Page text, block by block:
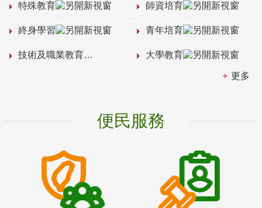
特殊教育 師資培育
終身學習 青年培育
技術及職業教育 大學教育
更多
便民服務